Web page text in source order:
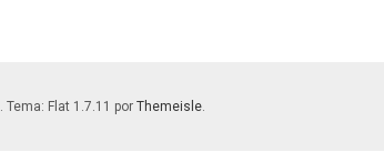
. Tema: Flat 1.7.11 por Themeisle.